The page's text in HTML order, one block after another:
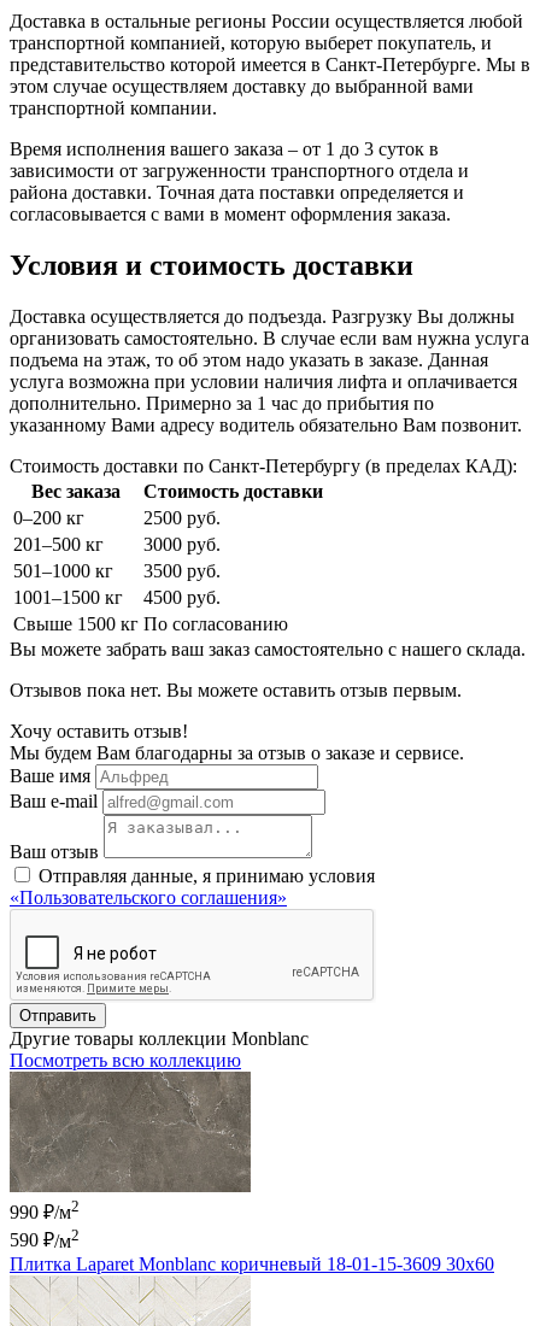
Доставка в остальные регионы России осуществляется любой
транспортной компанией, которую выберет покупатель, и
представительство которой имеется в Санкт-Петербурге. Мы в
этом случае осуществляем доставку до выбранной вами
транспортной компании.
Время исполнения вашего заказа – от 1 до 3 суток в
зависимости от загруженности транспортного отдела и
района доставки. Точная дата поставки определяется и
согласовывается с вами в момент оформления заказа.
Условия и стоимость доставки
Доставка осуществляется до подъезда. Разгрузку Вы должны
организовать самостоятельно. В случае если вам нужна услуга
подъема на этаж, то об этом надо указать в заказе. Данная
услуга возможна при условии наличия лифта и оплачивается
дополнительно. Примерно за 1 час до прибытия по
указанному Вами адресу водитель обязательно Вам позвонит.
Стоимость доставки по Санкт-Петербургу (в пределах КАД):
Вес заказа
Стоимость доставки
0–200 кг
2500 руб.
201–500 кг
3000 руб.
501–1000 кг
3500 руб.
1001–1500 кг
4500 руб.
Свыше 1500 кг По согласованию
Вы можете забрать ваш заказ самостоятельно с нашего склада.
Отзывов пока нет. Вы можете оставить отзыв первым.
Хочу оставить отзыв!
Мы будем Вам благодарны за отзыв о заказе и сервисе.
Ваше имя
Ваш e-mail
Ваш отзыв
Отправляя данные, я принимаю условия
«Пользовательского соглашения»
Отправить
Другие товары коллекции Monblanc
Посмотреть всю коллекцию
990 ₽/м2
590 ₽/м2
Плитка Laparet Monblanc коричневый 18-01-15-3609 30х60